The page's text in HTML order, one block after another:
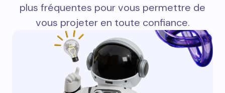
plus fréquentes pour vous permettre de
vous projeter en toute confiance.